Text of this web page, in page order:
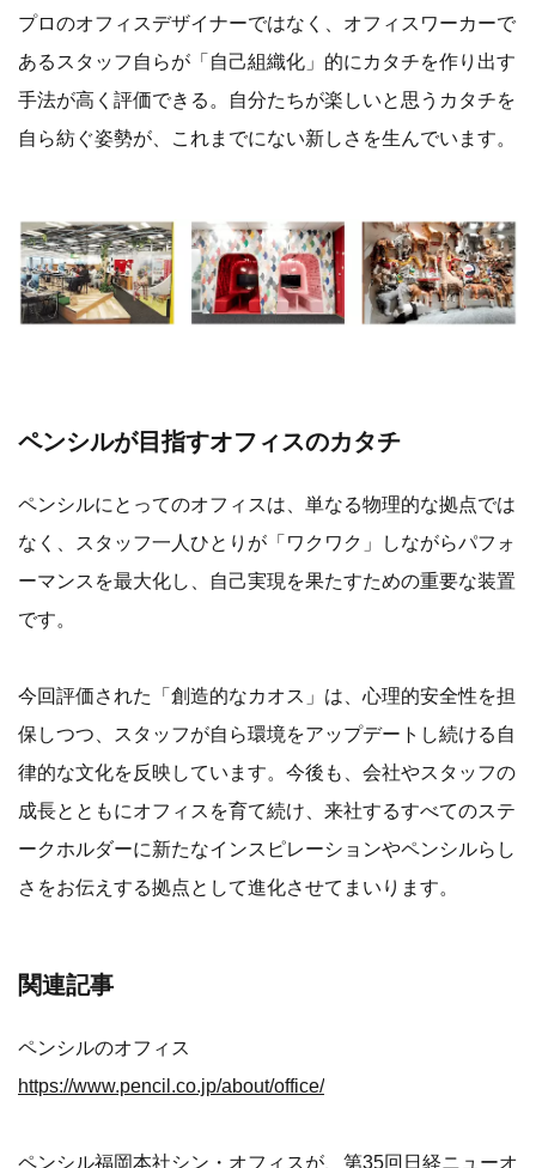
プロのオフィスデザイナーではなく、オフィスワーカーで
あるスタッフ自らが「自己組織化」的にカタチを作り出す
手法が高く評価できる。自分たちが楽しいと思うカタチを
自ら紡ぐ姿勢が、これまでにない新しさを生んでいます。
ペンシルが目指すオフィスのカタチ
ペンシルにとってのオフィスは、単なる物理的な拠点では
なく、スタッフ一人ひとりが「ワクワク」しながらパフォ
ーマンスを最大化し、自己実現を果たすための重要な装置
です。
今回評価された「創造的なカオス」は、心理的安全性を担
保しつつ、スタッフが自ら環境をアップデートし続ける自
律的な文化を反映しています。今後も、会社やスタッフの
成長とともにオフィスを育て続け、来社するすべてのステ
ークホルダーに新たなインスピレーションやペンシルらし
さをお伝えする拠点として進化させてまいります。
関連記事
ペンシルのオフィス
https://www.pencil.co.jp/about/office/
ペンシル福岡本社シン・オフィスが、第35回日経ニューオ